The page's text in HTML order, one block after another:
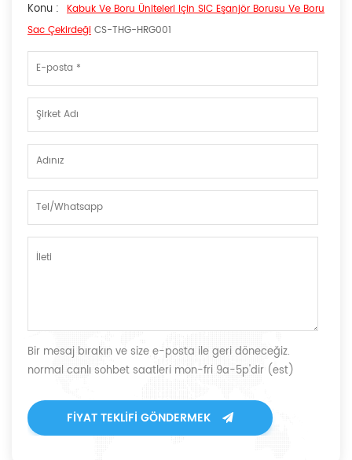
Konu : Kabuk Ve Boru Üniteleri Için SiC Eşanjör Borusu Ve Boru
Sac Çekirdeği CS-THG-HRG001
Bir mesaj bırakın ve size e-posta ile geri döneceğiz.
normal canlı sohbet saatleri mon-fri 9a-5p'dir (est)
FIYAT TEKLIFI GÖNDERMEK